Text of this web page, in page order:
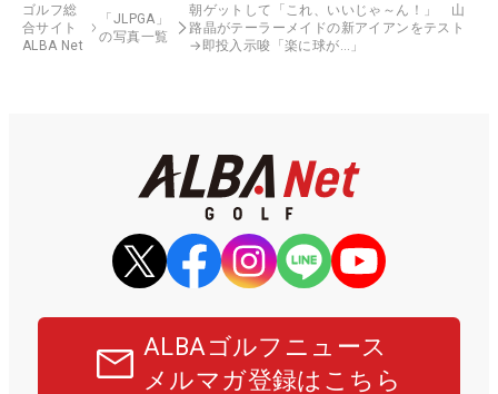
ゴルフ総
合サイト
ALBA Net
「JLPGA」
の写真一覧
朝ゲットして「これ、いいじゃ～ん！」 山
路晶がテーラーメイドの新アイアンをテスト
→即投入示唆「楽に球が…」
ALBAゴルフニュース
メルマガ登録はこちら